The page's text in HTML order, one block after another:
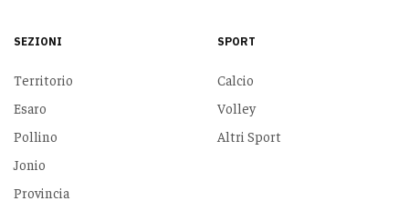
SEZIONI
Territorio
Esaro
Pollino
Jonio
Provincia
SPORT
Calcio
Volley
Altri Sport